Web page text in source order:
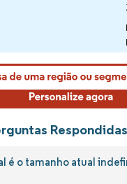
é o tamanho atual